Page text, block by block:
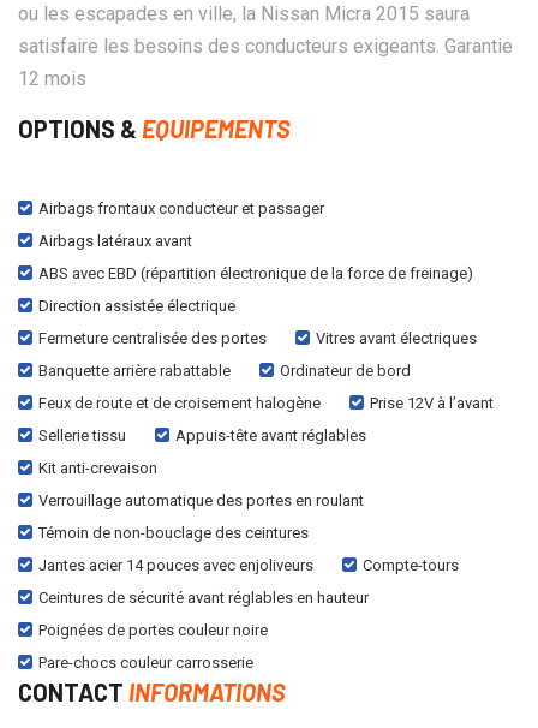
ou les escapades en ville, la Nissan Micra 2015 saura
satisfaire les besoins des conducteurs exigeants. Garantie
12 mois
OPTIONS & EQUIPEMENTS
Airbags frontaux conducteur et passager
Airbags latéraux avant
ABS avec EBD (répartition électronique de la force de freinage)
Direction assistée électrique
Fermeture centralisée des portes
Vitres avant électriques
Banquette arrière rabattable
Ordinateur de bord
Feux de route et de croisement halogène
Prise 12V à l’avant
Sellerie tissu
Appuis-tête avant réglables
Kit anti-crevaison
Verrouillage automatique des portes en roulant
Témoin de non-bouclage des ceintures
Jantes acier 14 pouces avec enjoliveurs
Compte-tours
Ceintures de sécurité avant réglables en hauteur
Poignées de portes couleur noire
Pare-chocs couleur carrosserie
CONTACT INFORMATIONS